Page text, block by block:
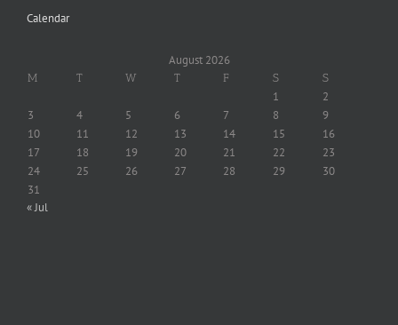
Calendar
August 2026
M T W T F S S
1
2
3
4 5 6 7 8
9
10
11 12 13 14 15
16
17
18 19 20 21 22
23
24
25 26 27 28 29
30
31
« Jul